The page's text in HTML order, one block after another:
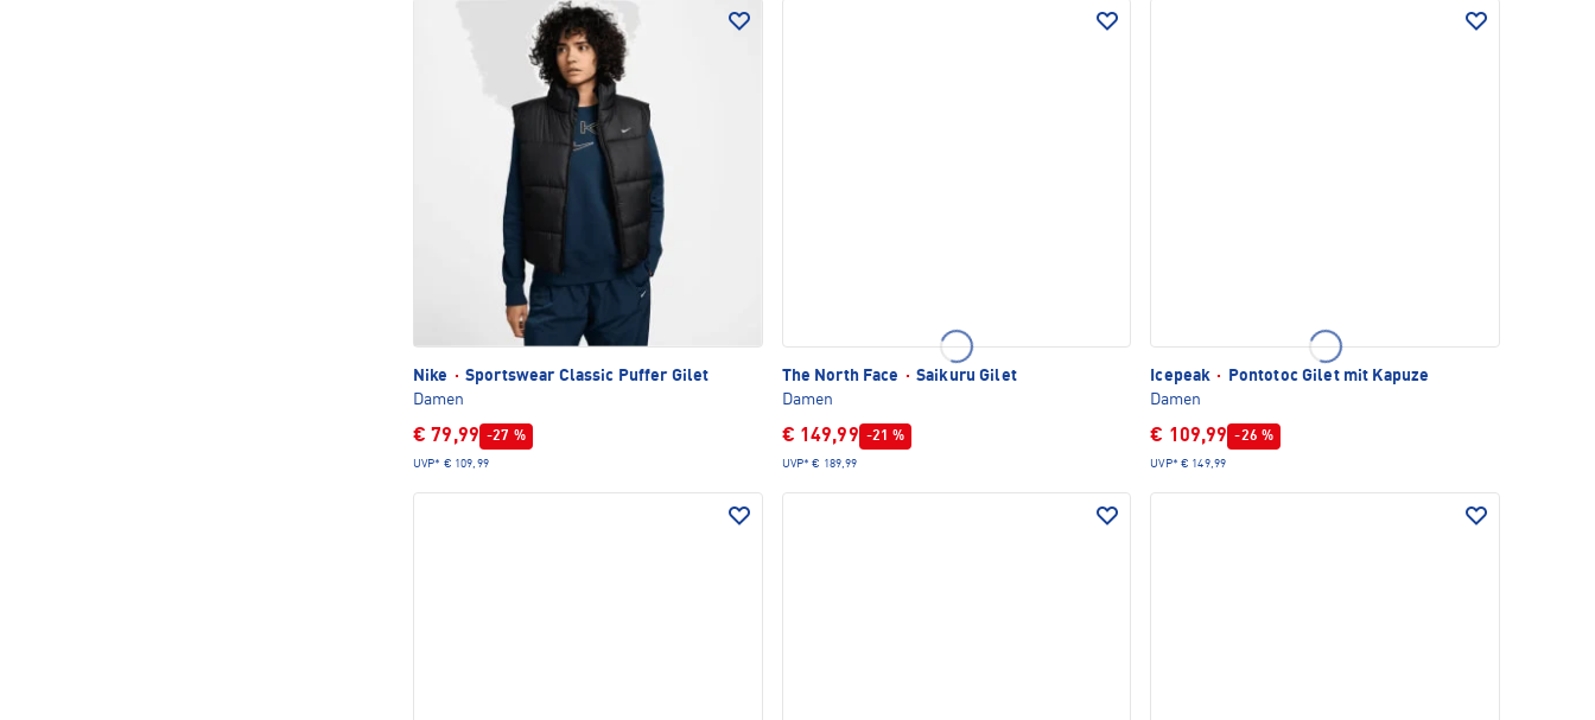
Nike · Sportswear Classic Puffer Gilet
Damen
€ 79,99 -27 %
UVP* € 109,99
The North Face · Saikuru Gilet
Damen
€ 149,99 -21 %
UVP* € 189,99
Icepeak ·
Pontotoc Gilet mit Kapuze
Damen
€ 109,99 -26 %
UVP* € 149,99